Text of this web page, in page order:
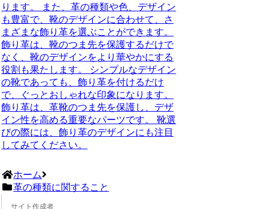
ります。 また、革の種類や色、デザイン
も豊富で、靴のデザインに合わせて、さ
まざまな飾り革を選ぶことができます。
飾り革は、靴のつま先を保護するだけで
なく、靴のデザインをより華やかにする
役割も果たします。 シンプルなデザイン
の靴であっても、飾り革を付けるだけ
で、ぐっとおしゃれな印象になります。
飾り革は、革靴のつま先を保護し、デザ
イン性を高める重要なパーツです。 靴選
びの際には、飾り革のデザインにも注目
してみてください。
ホーム
革の種類に関すること
サイト作成者